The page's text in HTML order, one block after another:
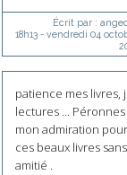
Écrit par :
18h13- vendredi 04
patience mes livres,
lectures ...
mon admiration
ces beaux livres
amitié .